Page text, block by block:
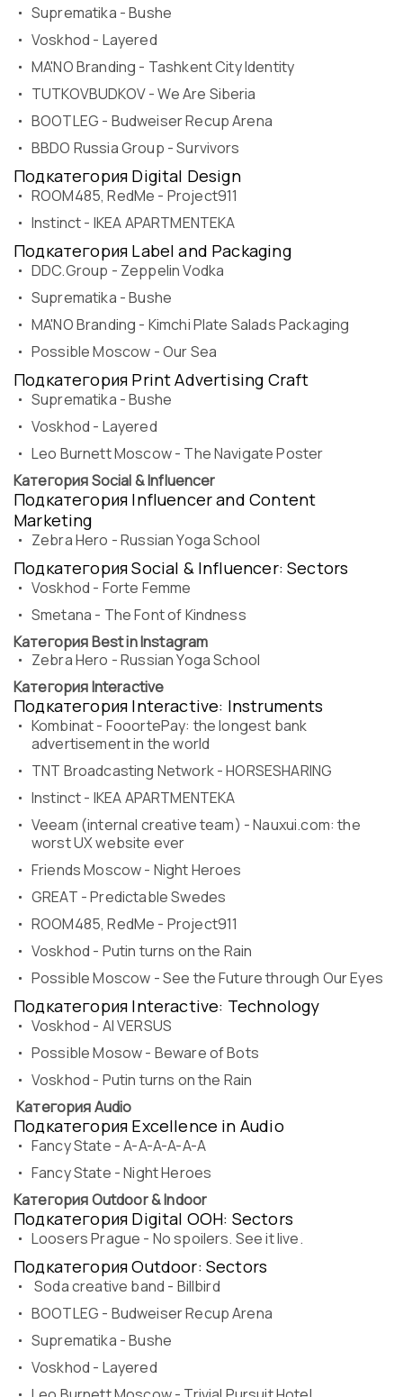
Suprematika - Bushe
Voskhod - Layered
MA'NO Branding - Tashkent City Identity
TUTKOVBUDKOV - We Are Siberia
BOOTLEG - Budweiser Recup Arena
BBDO Russia Group - Survivors
Подкатегория Digital Design
ROOM485, RedMe - Project911
Instinсt - IKEA APARTMENTEKA
Подкатегория Label and Packaging
DDC.Group - Zeppelin Vodka
Suprematika - Bushe
MA'NO Branding - Kimchi Plate Salads Packaging
Possible Moscow - Our Sea
Подкатегория Print Advertising Craft
Suprematika - Bushe
Voskhod - Layered
Leo Burnett Moscow - The Navigate Poster
Категория Social & Influencer
Подкатегория Influencer and Content
Marketing
Zebra Hero - Russian Yoga School
Подкатегория Social & Influencer: Sectors
Voskhod - Forte Femme
Smetana - The Font of Kindness
Категория Best in Instagram
Zebra Hero - Russian Yoga School
Категория Interactive
Подкатегория Interactive: Instruments
Kombinat - FooortePay: the longest bank
advertisement in the world
TNT Broadcasting Network - HORSESHARING
Instinсt - IKEA APARTMENTEKA
Veeam (internal creative team) - Nauxui.com: the
worst UX website ever
Friends Moscow - Night Heroes
GREAT - Predictable Swedes
ROOM485, RedMe - Project911
Voskhod - Putin turns on the Rain
Possible Moscow - See the Future through Our Eyes
Подкатегория Interactive: Technology
Voskhod - AI VERSUS
Possible Mosow - Beware of Bots
Voskhod - Putin turns on the Rain
Категория Audio
Подкатегория Excellence in Audio
Fancy State - A-A-A-A-A-A
Fancy State - Night Heroes
Категория Outdoor & Indoor
Подкатегория Digital OOH: Sectors
Loosers Prague - No spoilers. See it live.
Подкатегория Outdoor: Sectors
Soda creative band - Billbird
BOOTLEG - Budweiser Recup Arena
Suprematika - Bushe
Voskhod - Layered